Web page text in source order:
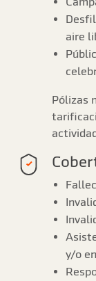
aire
Pólizas
y/o